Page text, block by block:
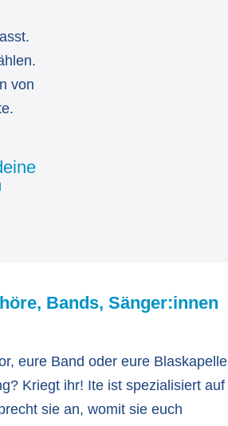
von
Bands, Sänger:innen
eure Band oder eure Blaskapelle
Kriegt ihr! Ite ist spezialisiert auf
sie an, womit sie euch